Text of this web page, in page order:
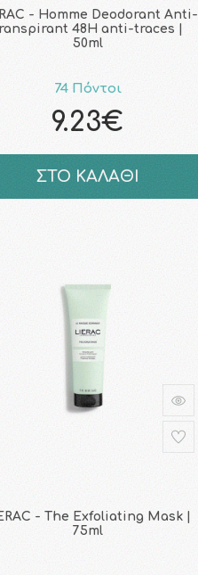
- Homme Deodorant Anti-
48H anti-traces |
50ml
74 Πόντοι
9.23€
ΣΤΟ ΚΑΛΑΘΙ
- The Exfoliating Mask |
75ml